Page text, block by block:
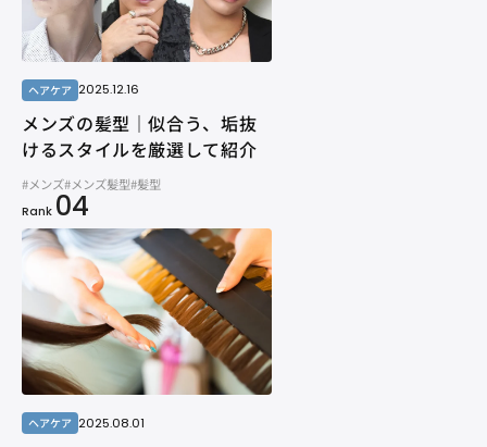
ヘアケア 2025.12.16
メンズの髪型｜似合う、垢抜
けるスタイルを厳選して紹介
#メンズ#メンズ髪型#髪型
Rank 04
ヘアケア 2025.08.01